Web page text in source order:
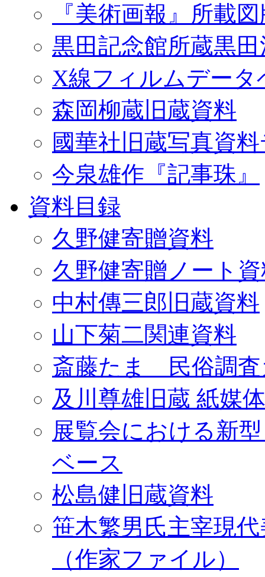
『美術画報』所載
黒田記念館所蔵黒
X線フィルムデータ
森岡柳蔵旧蔵資料
國華社旧蔵写真資
今泉雄作『記事珠』
資料目録
久野健寄贈資料
久野健寄贈ノート
中村傳三郎旧蔵資料
山下菊二関連資料
斎藤たま 民俗調査
及川尊雄旧蔵 紙媒
展覧会における新
ベース
松島健旧蔵資料
笹木繁男氏主宰現
（作家ファイル）